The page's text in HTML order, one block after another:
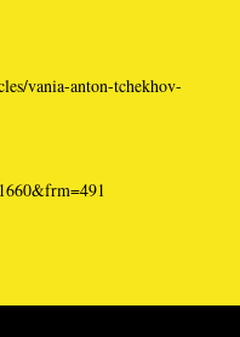
vania-anton-tchekhov-